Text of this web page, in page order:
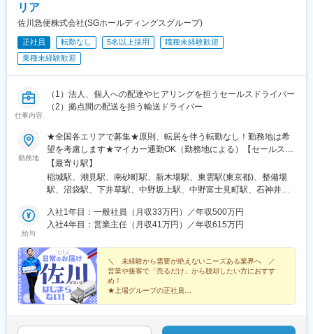
芸阿賀駅、東広島駅、山口駅(山口県)、周防久保駅、岩国駅、長府
駅、農学部前駅、石井駅(徳島県)、介良通駅、下曽根駅、福間駅、
遠賀野駅、天神駅、御井駅、下山門駅、筑前山家駅、東甘木駅、
西小倉駅、陣原駅、貝塚駅(福岡県)、天道駅、折尾駅、南行橋駅、
久保田駅(佐賀県)、山本駅(佐賀県)、大塔駅、西諫早駅、平成駅、
分県)、敷戸駅、三重町駅、豊後豊岡駅、五十市駅、田吉駅、旭ケ
丘駅(宮崎県)、日向住吉駅、矢岳駅、錦江駅、広木駅、坂之上駅、
丁目駅、新子安駅、長島駅、泉大津駅、大石駅、萩原駅(福岡県)、
向原駅(東京都)
リア
佐川急便株式会社(SGホールディングスグループ)
正社員 転勤なし 5名以上採用
職種未経験歓迎
業種未経験歓迎
仕事内容
（1）法人、個人への配達やヒアリングを担うセールスドライバー
（2）拠点間の配送を担う輸送ドライバー
勤務地
★全国各エリアで募集★原則、転居を伴う転勤なし！勤務地は希
望を考慮します★マイカー通勤OK（勤務地による）【セールスド
ライバー】【ルート（輸送）ドライバー】■関東エリア東京、埼
玉、神奈川、千葉、栃木、群馬、茨城■東海エリア愛知、三重、岐
阜、静岡■甲信越エリア新潟、長野、山梨■北陸エリア石川、福
国・四国エリア香川、愛媛、高知、徳島、広島、島根、岡山、山
口、鳥取■九州エリア福岡、長崎、大分、佐賀、熊本、鹿児島、沖
秋田、青森
【最寄り駅】
稲城駅、潮見駅、南砂町駅、新木場駅、東雲駅(東京都)、整備場
駅、沼袋駅、下井草駅、中野坂上駅、中野富士見町駅、石神井公
本庄早稲田駅、和光市駅、番田駅(神奈川県)、久里浜駅、港南台
駅、栢山駅、読売ランド前駅、武蔵新城駅、昭和駅、片岡駅、南
田羅駅、岩宿駅、上州新屋駅、新前橋駅、渋川駅、駒形駅、細谷
駅(群馬県)、千葉ニュータウン中央駅、湖北駅、江見駅、佐倉駅、
新習志野駅、木更津駅、川間駅、江戸川台駅、神立駅、みどりの
駅、野木駅、赤塚駅、下館駅、延方駅、常陸鴻巣駅、日立駅、佐
古木駅、三河安城駅、萩原駅(愛知県)、北岡崎駅、石仏駅、田県神
向ケ丘駅、三河一宮駅、竹村駅、港区役所駅、新守山駅、尾張星
給与
入社1年目：一般社員（月収33万円）／年収500万円
入社4年目：営業主任（月収41万円）／年収615万円
＼ 未経験から需要が絶えないニーズある業界へ ／
営業や接客で「売るだけ」から脱却したい方におすす
め！
★上場グループの正社員